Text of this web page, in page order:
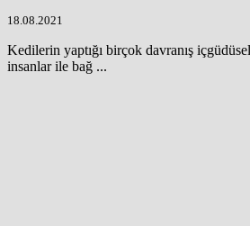
18.08.2021
Kedilerin yaptığı birçok davranış
insanlar ile bağ ...